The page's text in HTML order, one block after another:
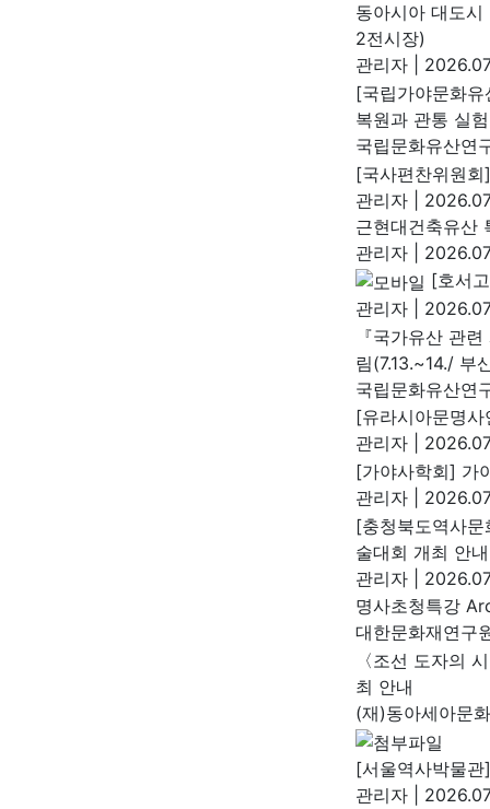
동아시아 대도
2전시장)
관리자
[국립가야문화
복원과 관통 실
국립문화유산연
[국사편찬위원
관리자
근현대건축유산
관리자
[호서
관리자
『국가유산 관
림(7.13.~14./ 부
국립문화유산연
[유라시아문명
관리자
[가야사학회] 가
관리자
[충청북도역사
술대회 개최 안내
관리자
명사초청특강
대한문화재연구
〈조선 도자의
최 안내
(재)동아세아문
[서울역사박물
관리자